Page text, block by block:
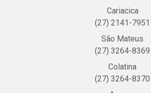
Cariacica
(27) 2141-7951
São Mateus
(27) 3264-8369
Colatina
(27) 3264-8370